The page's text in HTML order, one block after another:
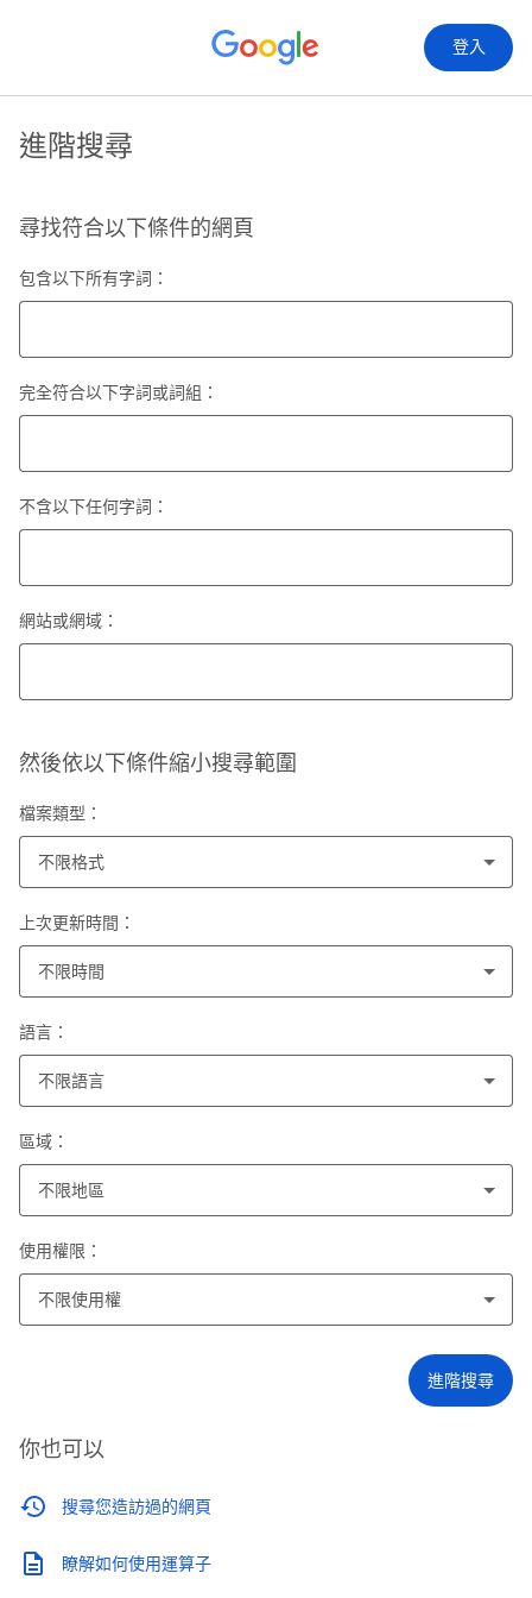
登入
進階搜尋
尋找符合以下條件的網頁
包含以下所有字詞：
完全符合以下字詞或詞組：
不含以下任何字詞：
網站或網域：
然後依以下條件縮小搜尋範圍
檔案類型：
不限格式
上次更新時間：
不限時間
語言：
不限語言
區域：
不限地區
使用權限：
不限使用權
進階搜尋
你也可以
搜尋您造訪過的網頁
瞭解如何使用運算子